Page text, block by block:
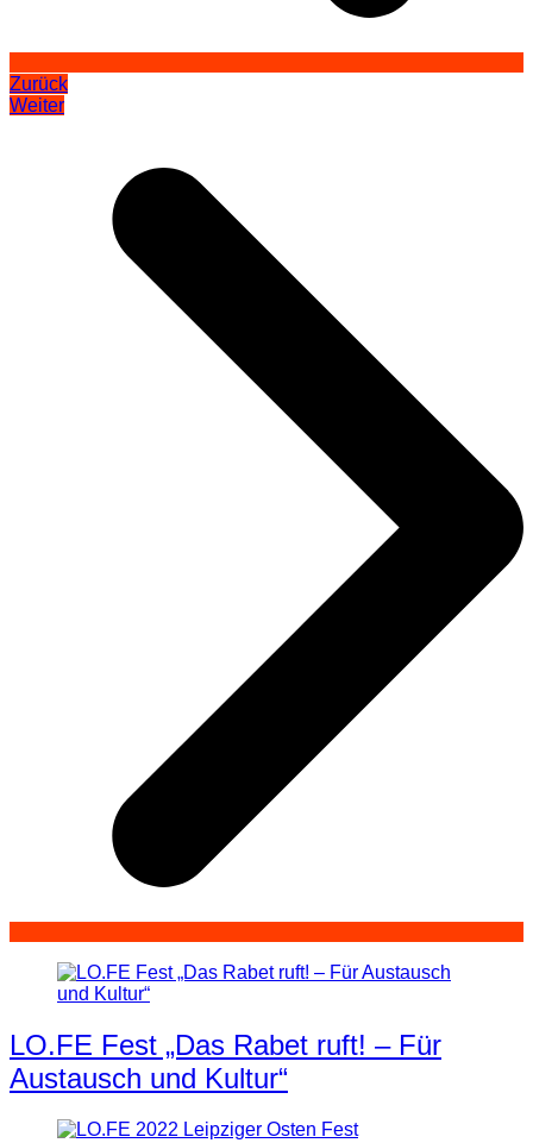
Zurück
Weiter
LO.FE Fest „Das Rabet ruft! – Für
Austausch und Kultur“